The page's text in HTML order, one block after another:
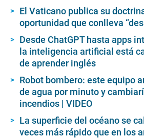
El Vaticano publica su
oportunidad que conlleva
Desde ChatGPT hasta apps
la inteligencia artificial está
de aprender inglés
Robot bombero: este equipo
de agua por minuto y
incendios | VIDEO
La superficie del océano se
veces más rápido que en los